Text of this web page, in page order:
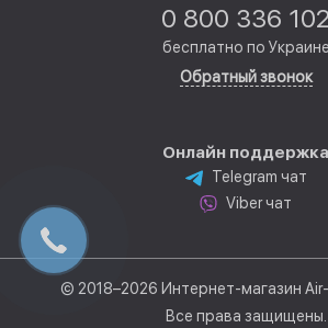
0 800 336 102
бесплатно по Украине
Обратный звонок
Онлайн поддержка
Telegram чат
Viber чат
© 2018–2026 Интернет-магазин
Все права защищены.